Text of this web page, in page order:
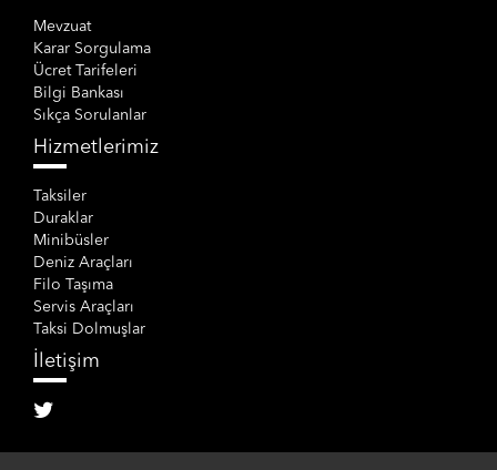
Mevzuat
Karar Sorgulama
Ücret Tarifeleri
Bilgi Bankası
Sıkça Sorulanlar
Hizmetlerimiz
Taksiler
Duraklar
Minibüsler
Deniz Araçları
Filo Taşıma
Servis Araçları
Taksi Dolmuşlar
İletişim